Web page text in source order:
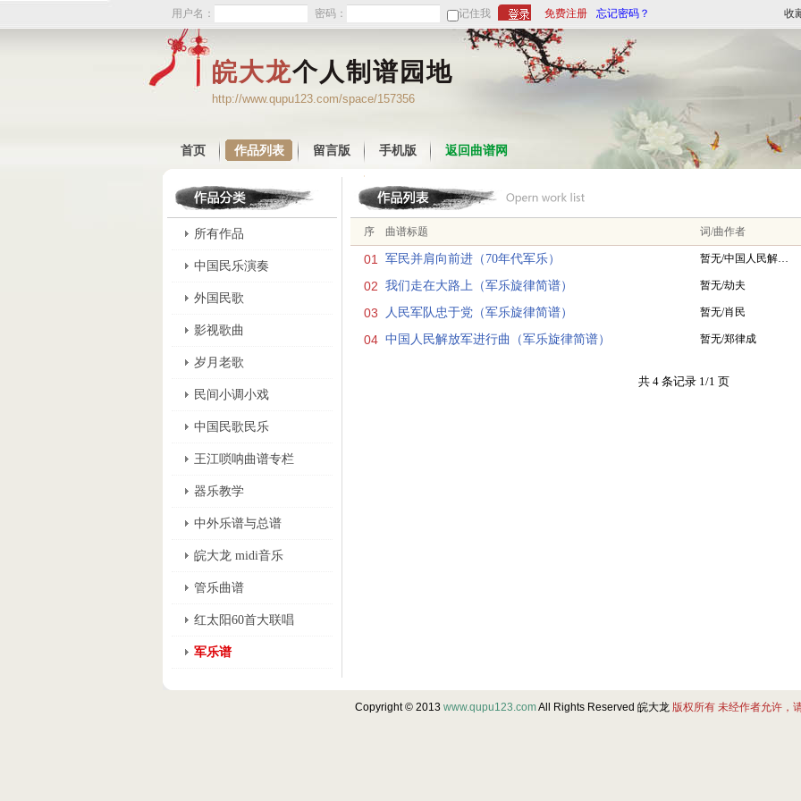
用户名： 密码： 记住我 免费注册 忘记密码？ 收
皖大龙个人制谱园地
http://www.qupu123.com/space/157356
首页 作品列表 留言版 手机版 返回曲谱网
序 曲谱标题 词/曲作者
01 军民并肩向前进（70年代军乐） 暂无/中国人民解…
02 我们走在大路上（军乐旋律简谱） 暂无/劫夫
03 人民军队忠于党（军乐旋律简谱） 暂无/肖民
04 中国人民解放军进行曲（军乐旋律简谱） 暂无/郑律成
共 4 条记录 1/1 页
所有作品
中国民乐演奏
外国民歌
影视歌曲
岁月老歌
民间小调小戏
中国民歌民乐
王江唢呐曲谱专栏
器乐教学
中外乐谱与总谱
皖大龙 midi音乐
管乐曲谱
红太阳60首大联唱
军乐谱
Copyright © 2013 www.qupu123.comAll Rights Reserved 皖大龙 版权所有 未经作者允许，